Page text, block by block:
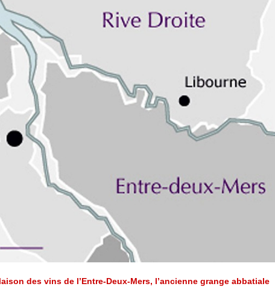
des vins de l’Entre-Deux-Mers, l’ancienne grange abbatiale